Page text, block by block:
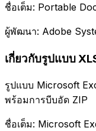
ชื่อเต็ม: Portable
ผู้พัฒนา: Adobe
เกี่ยวกับรูปแบบ
รูปแบบ Microsoft
พร้อมการบีบอัด ZIP
ชื่อเต็ม: Microsoft